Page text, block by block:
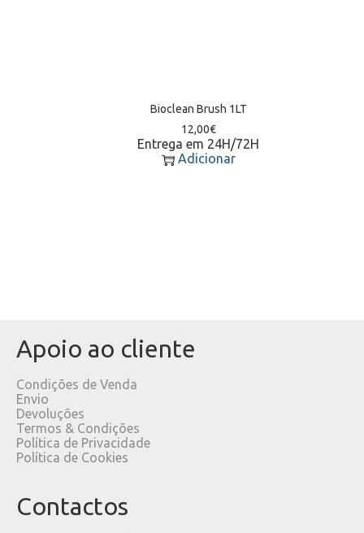
Bioclean Brush 1LT
12,00€
Entrega em 24H/72H
Adicionar
Apoio ao cliente
Condições de Venda
Envio
Devoluções
Termos & Condições
Política de Privacidade
Política de Cookies
Contactos